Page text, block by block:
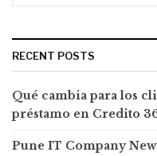
RECENT POSTS
Qué cambia para los
préstamo en Credito
Pune IT Company